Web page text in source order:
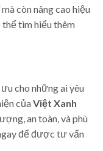
còn nâng cao hiệu
thể tìm hiểu thêm
cho những ai yêu
củaViệt Xanh
an toàn, và phù
để được tư vấn